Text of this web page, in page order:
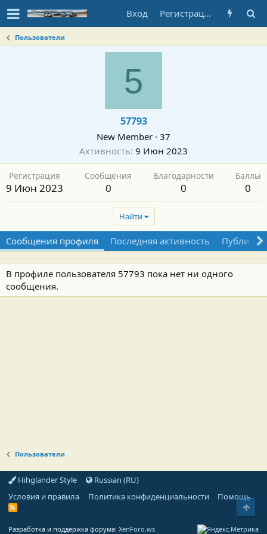
Вход Регистрация
Пользователи
5
57793
New Member · 37
Активность 9 Июн 2023
Регистрация
9 Июн 2023
Сообщения
0
Благодарности
0
Баллы
0
Найти
Сообщения профиля Последняя активность
В профиле пользователя 57793 пока нет ни одного
сообщения.
Пользователи
Hihglander Style
Russian (RU)
Условия и правила
Политика конфиденциальности Помощь
R
Разработка и поддержка форума: XenForo.ws